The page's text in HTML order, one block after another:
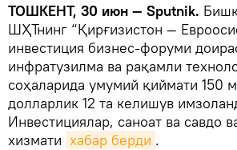
ТОШКЕНТ, 30 июн — Sputnik.
ШҲТнинг “Қирғизистон —
инвестиция бизнес-форуми
инфратузилма ва рақамли
соҳаларида умумий қиймати 150
долларлик 12 та келишув
Инвестициялар, саноат ва савдо
хизмати хабар берди .